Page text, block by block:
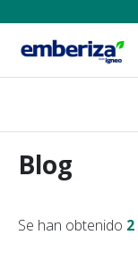
Blog
Se han obtenido 2